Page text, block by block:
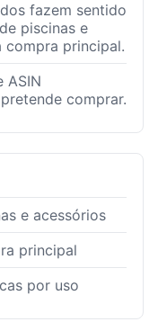
fazem sentido
piscinas e
compra principal.
ASIN
comprar.
e acessórios
principal
por uso